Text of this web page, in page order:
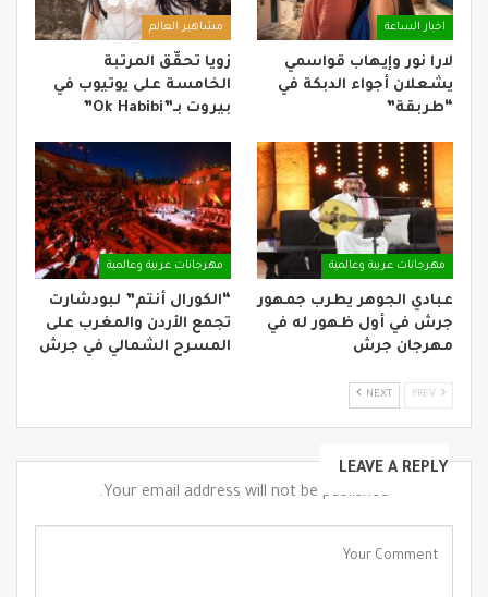
اخبار الساعة
لارا نور وإيهاب قواسمي
يشعلان أجواء الدبكة في
“طربقة”
مشاهير العالم
زويا تحقّق المرتبة
الخامسة على يوتيوب في
بيروت بـ”Ok Habibi”
مهرجانات عربية وعالمية
عبادي الجوهر يطرب جمهور
جرش في أول ظهور له في
مهرجان جرش
مهرجانات عربية وعالمية
“الكورال أنتم” لبودشارت
تجمع الأردن والمغرب على
المسرح الشمالي في جرش
NEXT
LEAVE A REPLY
Your email address will not be published.